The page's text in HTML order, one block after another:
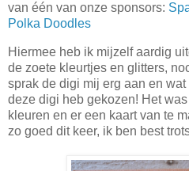
van één van onze sponsors:
Polka Doodles
Hiermee heb ik mijzelf aardig
de zoete kleurtjes en glitters,
sprak de digi mij erg aan en
deze digi heb gekozen! Het
kleuren en er een kaart van te
zo goed dit keer, ik ben best